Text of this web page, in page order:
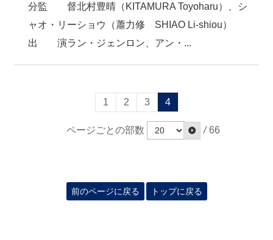
分監 督北村豊晴（KITAMURA Toyoharu）、シ
ャオ・リーショウ（蕭力修 SHIAO Li-shiou）
出 演ラン・ジェンロン、アン・...
1 2 3 4
ページごとの部数 / 66
前のページに戻る トップに戻る